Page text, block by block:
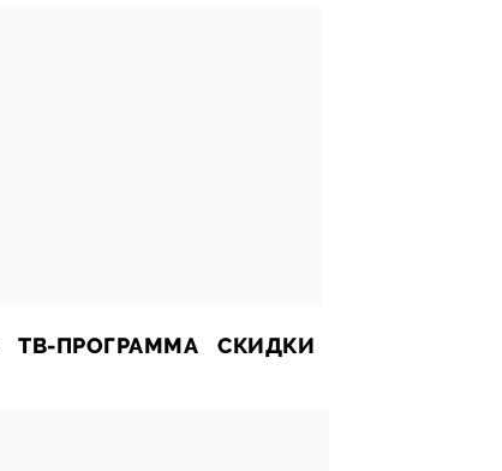
ТВ-ПРОГРАММА СКИДКИ